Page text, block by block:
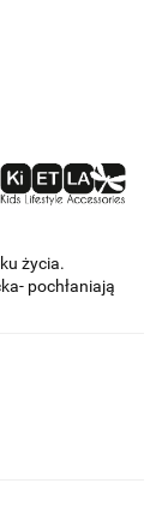
życia.
pochłaniają